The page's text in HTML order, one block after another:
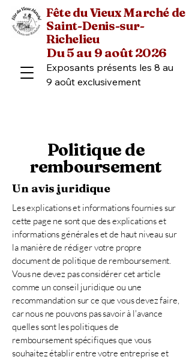
Fête du Vieux Marché de
Saint-Denis-sur-
Richelieu
Exposants présents les 8 au
9 août exclusivement
Du 5 au 9 août 2026
Politique de
remboursement
Un avis juridique
Les explications et informations fournies sur
cette page ne sont que des explications et
informations générales et de haut niveau sur
la manière de rédiger votre propre
document de politique de remboursement.
Vous ne devez pas considérer cet article
comme un conseil juridique ou une
recommandation sur ce que vous devez faire,
car nous ne pouvons pas savoir à l'avance
quelles sont les politiques de
remboursement spécifiques que vous
souhaitez établir entre votre entreprise et